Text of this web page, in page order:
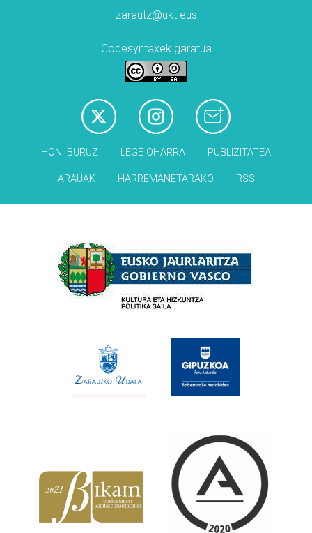
zarautz@ukt.eus
Codesyntaxek garatua
HONI BURUZ LEGE OHARRA PUBLIZITATEA
ARAUAK HARREMANETARAKO RSS